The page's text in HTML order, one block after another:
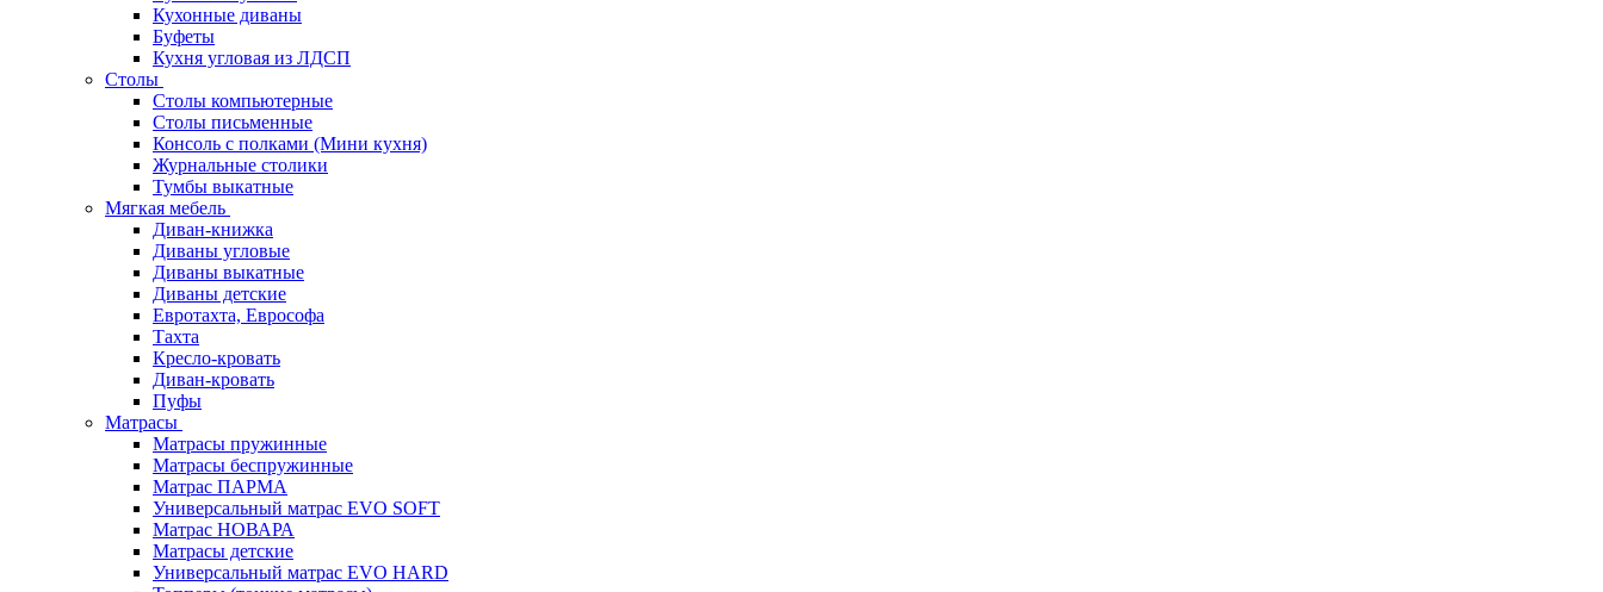
Кухонные диваны
Буфеты
Кухня угловая из ЛДСП
Столы
Столы компьютерные
Столы письменные
Консоль с полками (Мини кухня)
Журнальные столики
Тумбы выкатные
Мягкая мебель
Диван-книжка
Диваны угловые
Диваны выкатные
Диваны детские
Евротахта, Еврософа
Тахта
Кресло-кровать
Диван-кровать
Пуфы
Матрасы
Матрасы пружинные
Матрасы беспружинные
Матрас ПАРМА
Универсальный матрас EVO SOFT
Матрас НОВАРА
Матрасы детские
Универсальный матрас EVO HARD